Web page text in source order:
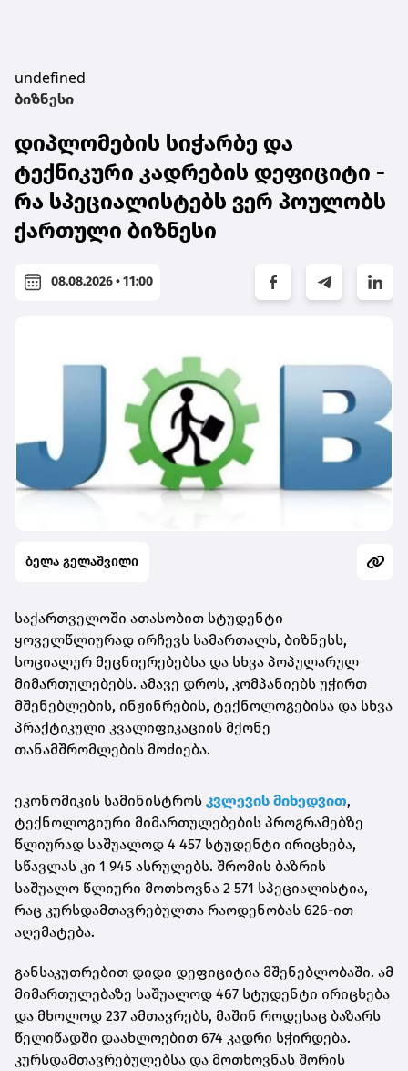
undefined
ბიზნესი
დიპლომების სიჭარბე და
ტექნიკური კადრების დეფიციტი -
რა სპეციალისტებს ვერ პოულობს
ქართული ბიზნესი
08.08.2026 • 11:00
ბელა გელაშვილი
საქართველოში ათასობით სტუდენტი
ყოველწლიურად ირჩევს სამართალს, ბიზნესს,
სოციალურ მეცნიერებებსა და სხვა პოპულარულ
მიმართულებებს. ამავე დროს, კომპანიებს უჭირთ
მშენებლების, ინჟინრების, ტექნოლოგებისა და სხვა
პრაქტიკული კვალიფიკაციის მქონე
თანამშრომლების მოძიება.
ეკონომიკის სამინისტროს კვლევის მიხედვით,
ტექნოლოგიური მიმართულებების პროგრამებზე
წლიურად საშუალოდ 4 457 სტუდენტი ირიცხება,
სწავლას კი 1 945 ასრულებს. შრომის ბაზრის
საშუალო წლიური მოთხოვნა 2 571 სპეციალისტია,
რაც კურსდამთავრებულთა რაოდენობას 626-ით
აღემატება.
განსაკუთრებით დიდი დეფიციტია მშენებლობაში. ამ
მიმართულებაზე საშუალოდ 467 სტუდენტი ირიცხება
და მხოლოდ 237 ამთავრებს, მაშინ როდესაც ბაზარს
წელიწადში დაახლოებით 674 კადრი სჭირდება.
კურსდამთავრებულებსა და მოთხოვნას შორის